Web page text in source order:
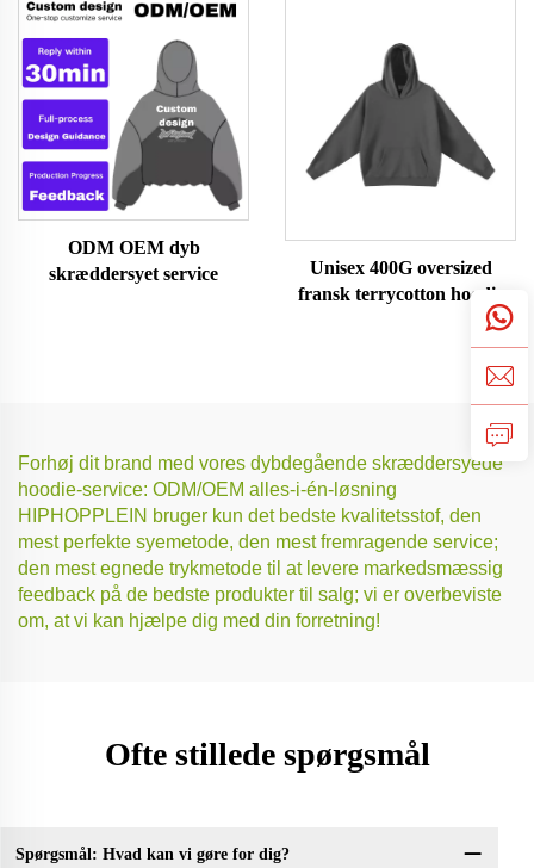
ODM OEM dyb
skræddersyet service
Unisex 400G oversized
fransk terrycotton hoodie
Forhøj dit brand med vores dybdegående skræddersyede
hoodie-service: ODM/OEM alles-i-én-løsning
HIPHOPPLEIN bruger kun det bedste kvalitetsstof, den
mest perfekte syemetode, den mest fremragende service;
den mest egnede trykmetode til at levere markedsmæssig
feedback på de bedste produkter til salg; vi er overbeviste
om, at vi kan hjælpe dig med din forretning!
Ofte stillede spørgsmål
Spørgsmål: Hvad kan vi gøre for dig?